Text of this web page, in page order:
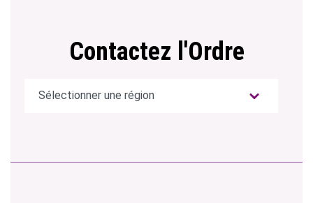
Contactez l'Ordre